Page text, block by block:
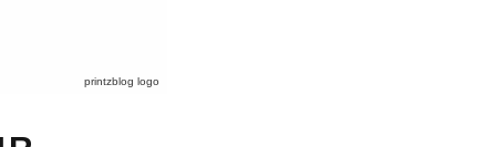
printzblog logo